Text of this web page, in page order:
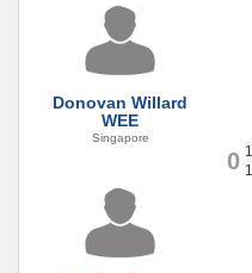
Donovan Willard
WEE
Singapore
0